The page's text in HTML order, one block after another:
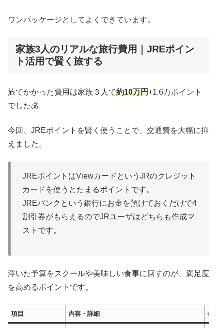
ワンパッケージとしてよくできています。
家族3人のリアルな旅行費用｜JREポイン
ト活用で賢く旅する
旅でかかった費用は家族３人で約10万円+1.6万ポイント
でした💰️
今回、JREポイントを賢く使うことで、交通費を大幅に抑
えました。
JREポイントはViewカードというJRのクレジット
カードを使うとたまるポイントです。
JREバンクという銀行にお金を預けておくだけで4
割引券がもらえるのでJRユーザはどちらも作成マ
ストです。
浮いた予算をスクールや美味しい食事に回すのが、満足度
を高めるポイントです。
項目 内容・詳細 金